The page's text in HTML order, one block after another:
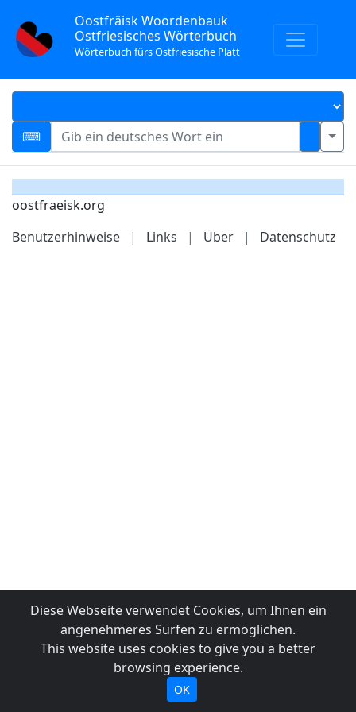
Oostfräisk Woordenbauk
Ostfriesisches Wörterbuch
Wörterbuch fürs Ostfriesische Platt
oostfraeisk.org
Benutzerhinweise
| Links | Über | Datenschutz
Diese Webseite verwendet Cookies, um Ihnen ein
angenehmeres Surfen zu ermöglichen.
This website uses cookies to give you a better
browsing experience.
OK